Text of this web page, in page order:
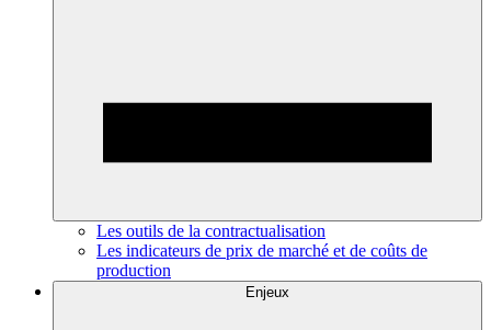
Les outils de la contractualisation
Les indicateurs de prix de marché et de coûts de
production
Enjeux